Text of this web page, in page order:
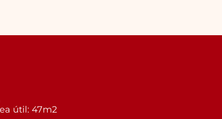
útil: 47m2